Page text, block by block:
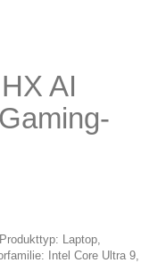
AI
Laptop,
Intel Core Ultra 9,